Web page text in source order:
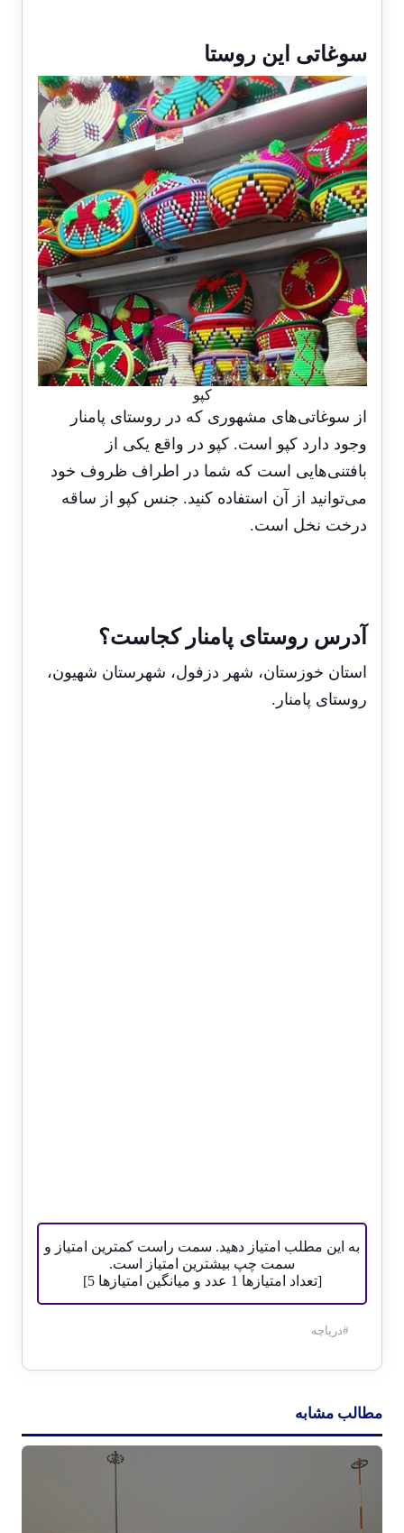
سوغاتی این روستا
کپو
از سوغاتی‌های مشهوری که در روستای پامنار
وجود دارد کپو است. کپو در واقع یکی از
بافتنی‌هایی است که شما در اطراف ظروف خود
می‌توانید از آن استفاده کنید. جنس کپو از ساقه
درخت نخل است.
آدرس روستای پامنار کجاست؟
استان خوزستان، شهر دزفول، شهرستان شهیون،
روستای پامنار.
به این مطلب امتیاز دهید. سمت راست کمترین امتیاز و
سمت چپ بیشترین امتیاز است.
[تعداد امتیازها 1 عدد و میانگین امتیازها5
]
#دریاچه
مطالب مشابه